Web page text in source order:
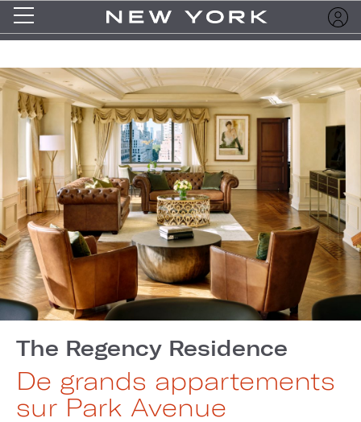
The Regency Residence
De grands appartements
sur Park Avenue